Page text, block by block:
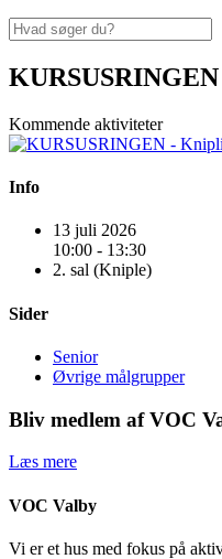
Kommende aktiviteter
Info
13 juli 2026
10:00 - 13:30
2. sal (Kniple)
Sider
Senior
Øvrige målgrupper
Bliv medlem af VOC
Læs mere
VOC Valby
Vi er et hus med fokus på